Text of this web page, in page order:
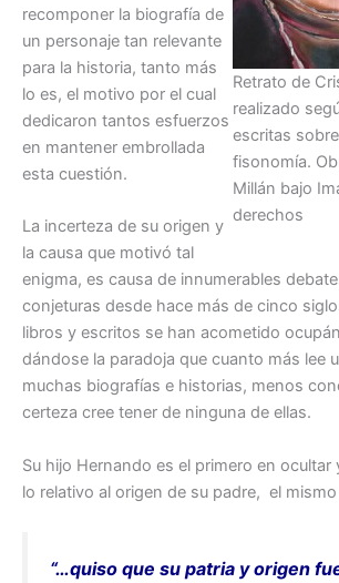
Retrato de
realizado
escritas
fisonomía.
Millán bajo
derechos
recomponer la biografía de
un personaje tan relevante
para la historia, tanto más
lo es, el motivo por el cual
dedicaron tantos esfuerzos
en mantener embrollada
esta cuestión.
La incerteza de su origen y
la causa que motivó tal
enigma, es causa de innumerables
conjeturas desde hace más de cinco
libros y escritos se han acometido
dándose la paradoja que cuanto más lee
muchas biografías e historias, menos
certeza cree tener de ninguna de ellas.
Su hijo Hernando es el primero en ocultar
lo relativo al origen de su padre, el
“…quiso que su patria y origen